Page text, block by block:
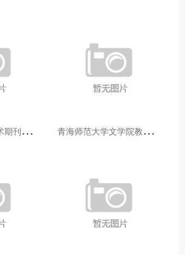
青
海师范大学学术期刊两个专栏入选2025年青海省期刊重点专栏 青
海师范大学文学院教师赴山东省相关高校和学术机构交流学习